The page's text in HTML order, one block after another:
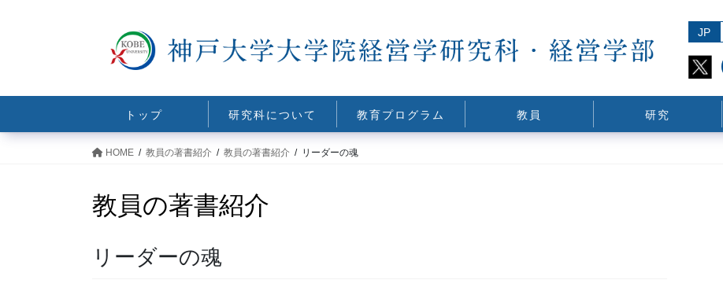
JP
トップ 研究科について 教育プログラム 教員 研究
HOME 教員の著書紹介 教員の著書紹介 リーダーの魂
教員の著書紹介
リーダーの魂